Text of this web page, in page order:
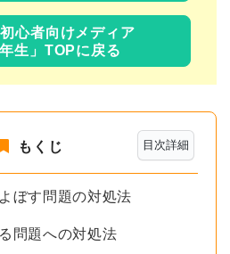
心者向けメディア
年生」TOPに戻る
目次詳細
もくじ
ぼす問題の対処法
問題への対処法